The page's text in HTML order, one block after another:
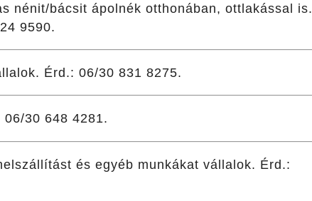
nénit/bácsit ápolnék otthonában, ottlakással is.
9590.
Érd.: 06/30 831 8275.
30 648 4281.
és egyéb munkákat vállalok. Érd.: